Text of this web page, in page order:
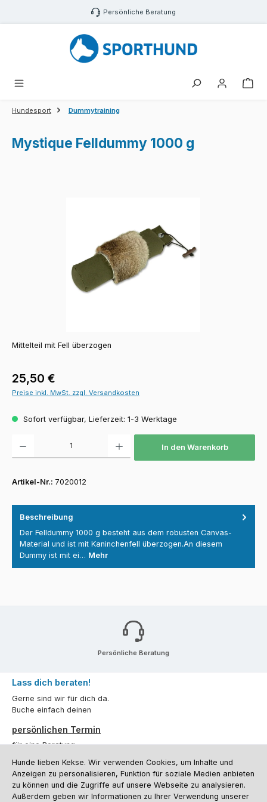
Zum Hauptinhalt springen Persönliche Beratung
Hundesport Dummytraining
Mystique Felldummy 1000 g
Mittelteil mit Fell überzogen
Regulärer Preis:
25,50 €
Preise inkl. MwSt. zzgl. Versandkosten
Sofort verfügbar, Lieferzeit: 1-3 Werktage
In den Warenkorb
Artikel-Nr.: 7020012
Beschreibung
Der Felldummy 1000 g besteht aus dem robusten Canvas-
Material und ist mit Kaninchenfell überzogen.An diesem
Dummy ist mit ei… Mehr
Persönliche Beratung
Lass dich beraten!
Gerne sind wir für dich da.
Buche einfach deinen
persönlichen Termin
für eine Beratung.
Oder über unserKontaktformular.
Vertrag widerrufen
Hunde lieben Kekse. Wir verwenden Cookies, um Inhalte und
Anzeigen zu personalisieren, Funktion für soziale Medien anbieten
zu können und die Zugriffe auf unsere Webseite zu analysieren.
Außerdem geben wir Informationen zu Ihrer Verwendung unserer